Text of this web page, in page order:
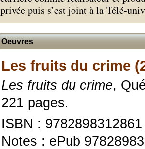
privée puis s’est joint à la
Oeuvres
Les fruits du crime
Les fruits du crime,
221 pages.
ISBN : 9782898312861
Notes : ePub